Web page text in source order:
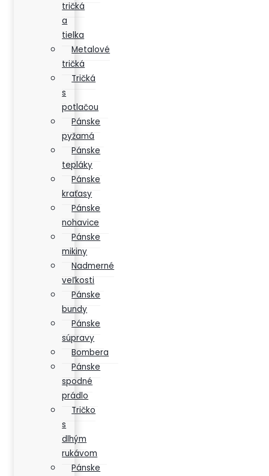
tričká
a
tielka
Metalové
tričká
Tričká
s
potlačou
Pánske
pyžamá
Pánske
tepláky
Pánske
kraťasy
Pánske
nohavice
Pánske
mikiny
Nadmerné
veľkosti
Pánske
bundy
Pánske
súpravy
Bombera
Pánske
spodné
prádlo
Tričko
s
dlhým
rukávom
Pánske